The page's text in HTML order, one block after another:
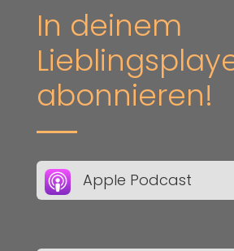
In deinem
abonnieren!
Apple Podcast